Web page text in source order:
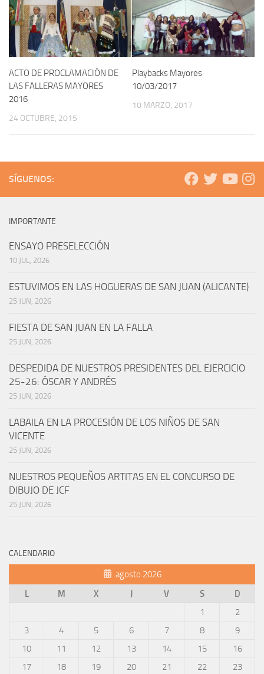
ACTO DE PROCLAMACIÓN DE
LAS FALLERAS MAYORES
2016
24 OCTUBRE, 2015
Playbacks Mayores
10/03/2017
10 MARZO, 2017
SÍGUENOS:
IMPORTANTE
ENSAYO PRESELECCIÓN
10 JUL, 2026
ESTUVIMOS EN LAS HOGUERAS DE SAN JUAN (ALICANTE)
25 JUN, 2026
FIESTA DE SAN JUAN EN LA FALLA
25 JUN, 2026
DESPEDIDA DE NUESTROS PRESIDENTES DEL EJERCICIO
25-26: ÓSCAR Y ANDRÉS
25 JUN, 2026
LABAILA EN LA PROCESIÓN DE LOS NIÑOS DE SAN
VICENTE
25 JUN, 2026
NUESTROS PEQUEÑOS ARTITAS EN EL CONCURSO DE
DIBUJO DE JCF
25 JUN, 2026
CALENDARIO
agosto 2026
L
M X J V S
D
1
2
3
4 5 6 7 8
9
10
11 12 13 14 15
16
17
18 19 20 21 22
23